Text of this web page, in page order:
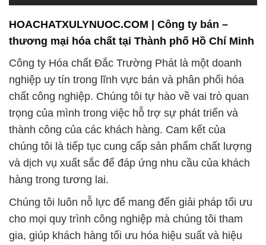
HOACHATXULYNUOC.COM | Công ty bán –
thương mại hóa chất tại Thành phố Hồ Chí Minh
Công ty Hóa chất Đắc Trường Phát là một doanh
nghiệp uy tín trong lĩnh vực bán và phân phối hóa
chất công nghiệp. Chúng tôi tự hào về vai trò quan
trọng của mình trong việc hỗ trợ sự phát triển và
thành công của các khách hàng. Cam kết của
chúng tôi là tiếp tục cung cấp sản phẩm chất lượng
và dịch vụ xuất sắc để đáp ứng nhu cầu của khách
hàng trong tương lai.
Chúng tôi luôn nỗ lực để mang đến giải pháp tối ưu
cho mọi quy trình công nghiệp mà chúng tôi tham
gia, giúp khách hàng tối ưu hóa hiệu suất và hiệu